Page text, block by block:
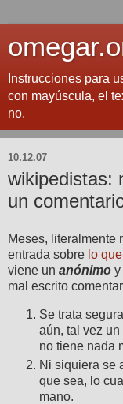
Instrucciones para
con mayúscula, el
no.
10.12.07
wikipedistas:
un
Meses, literalmente
entrada sobre lo
viene un anónimo y
mal escrito
Se trata
aún, tal vez
no tiene nada
Ni siquiera se
que sea, lo
mano.